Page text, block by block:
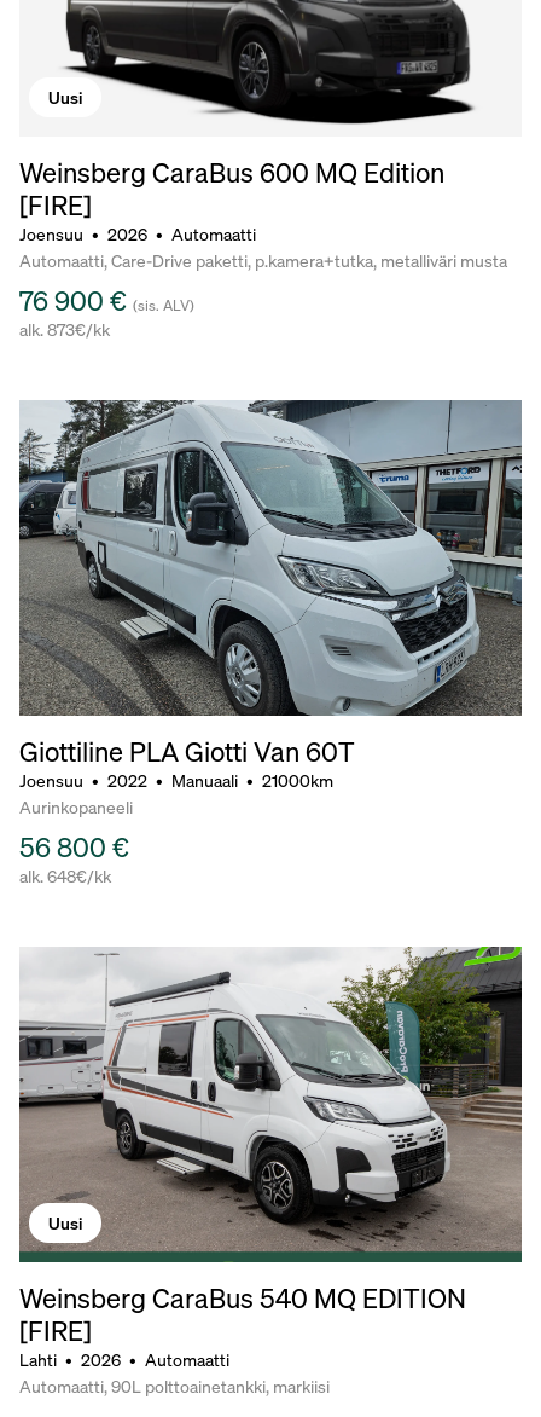
Uusi
Weinsberg CaraBus 600 MQ Edition
[FIRE]
Joensuu • 2026 • Automaatti
Automaatti, Care-Drive paketti, p.kamera+tutka, metalliväri musta
76 900 € (sis. ALV)
alk. 873€/kk
Giottiline PLA Giotti Van 60T
Joensuu • 2022 • Manuaali • 21000km
Aurinkopaneeli
56 800 €
alk. 648€/kk
Uusi
Weinsberg CaraBus 540 MQ EDITION
[FIRE]
Lahti • 2026 • Automaatti
Automaatti, 90L polttoainetankki, markiisi